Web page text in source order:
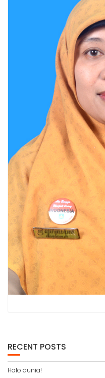
RECENT POSTS
Halo dunia!